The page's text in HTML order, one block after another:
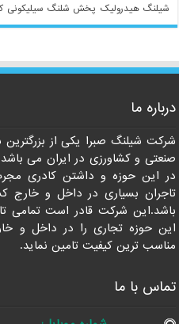
شیلنگ هیدرولیک پخش شلنگ سیلیکونی
درباره ما
شرکت شیلنگ صبرا یکی از
صنعتی و کشاورزی در ایران می
در این حوزه و داشتن کادری
تاجران بسیاری در داخل و خارج
باشد.این شرکت قادر است تمامی
این حوزه تجاری را در داخل و
مناسب ترین کیفیت تامین نماید.
تماس با ما